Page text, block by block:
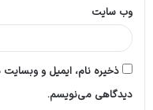
وب‌ سایت
ذخیره نام، ایمیل و وبسایت
دیدگاهی می‌نویسم.